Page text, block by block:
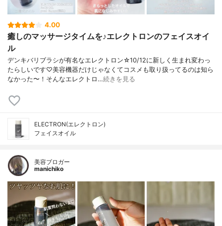
4.00
癒しのマッサージタイムを♪エレクトロンのフェイスオイ
ル
デンキバリブラシが有名なエレクトロン☆10/12に新しく生まれ変わっ
たらしいです♡美容機器だけじゃなくてコスメも取り扱ってるのは知ら
なかった〜！そんなエレクトロ…続きを見る
ELECTRON(エレクトロン)
フェイスオイル
美容ブロガー
manichiko